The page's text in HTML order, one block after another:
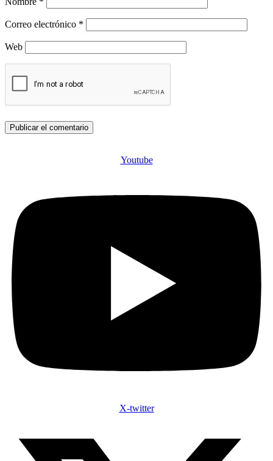
Correo electrónico *
Web
Youtube
X-twitter